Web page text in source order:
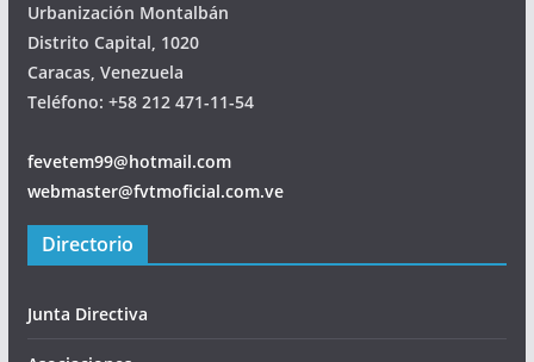
Urbanización Montalbán
Distrito Capital, 1020
Caracas, Venezuela
Teléfono: +58 212 471-11-54
fevetem99@hotmail.com
webmaster@fvtmoficial.com.ve
Directorio
Junta Directiva